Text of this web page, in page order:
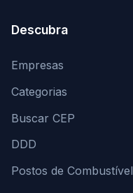
Descubra
Empresas
Categorias
Buscar CEP
DDD
Postos de Combustível